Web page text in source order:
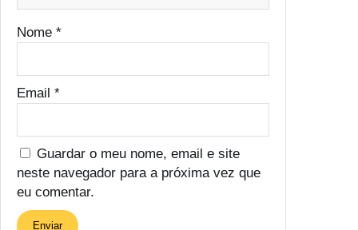
Nome *
Email *
Guardar o meu nome, email e site
neste navegador para a próxima vez que
eu comentar.